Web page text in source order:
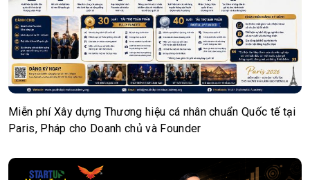
Miễn phí Xây dựng Thương hiệu cá nhân chuẩn Quốc tế tại
Paris, Pháp cho Doanh chủ và Founder